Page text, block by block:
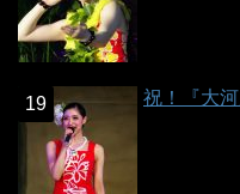
祝！『大